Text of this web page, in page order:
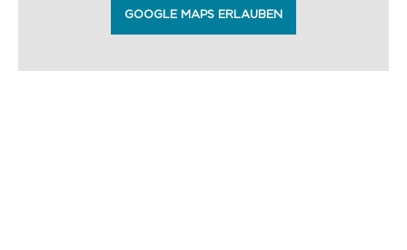
GOOGLE MAPS ERLAUBEN